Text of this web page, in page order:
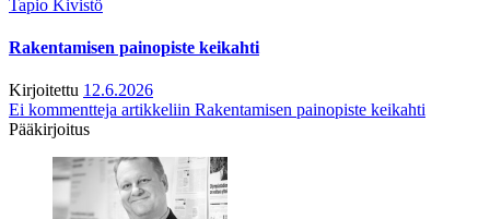
Tapio Kivistö
Rakentamisen painopiste keikahti
Kirjoitettu 12.6.2026
Ei kommentteja artikkeliin Rakentamisen painopiste keikahti
Pääkirjoitus